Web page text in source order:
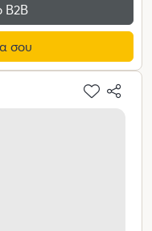
Β2Β
σου